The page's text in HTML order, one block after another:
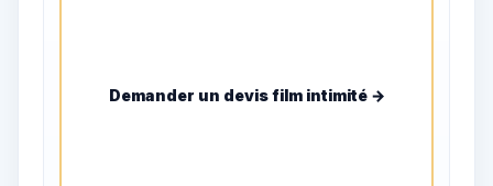
Demander un devis film intimité →